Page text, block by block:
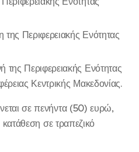
Περιφερειακής Ενότητας
της Περιφερειακής Ενότητας
Κεντρικής Μακεδονίας.
σε πενήντα (50) ευρώ,
κατάθεση σε τραπεζικό